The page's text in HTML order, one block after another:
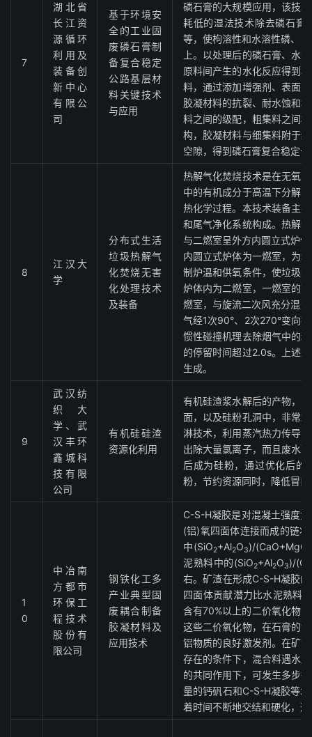
7
湖北省
长江资
源循环
利用及
装备创
新中心
有限公
司
基于环境安
全的工业固
废磷石膏制
备复合稳定
公路基层材
料关键技术
与应用
磷石膏的大规模应用，该技
耗低的湿法技术除去磷石膏
等，使枸溶性和水溶性磷、
上。以处理后的磷石膏、水
原料间产生的水化反应得到
料，通过添加增强剂、表面
胶凝材料的抗裂、耐水蚀和
料之间的级配，粗集料之间
构，胶凝材料与细集料附于
空隙，得到磷石膏复合稳定
8
江汉大
学
分布式生活
垃圾热解气
化焚烧无害
化处理技术
及装备
热解气化焚烧技术是在无氧
中的有机成分于高温下分解
热化学过程。本技术装备主
和尾气净化系统构成。热解
与二燃室呈外方内圆立式炉
内圆立式炉体为一燃室，为
制炉温和供氧条件，使垃圾
炉体内为二燃室，一燃室的
燃室，与旋流二次风充分混
气经1次90°、2次270°变向
惯性碰撞机理去除烟气中的
的停留时间超过2.0s。上述
生成。
9
武汉纺
织大
学、武
汉丰环
鑫城科
技有限
公司
有机硅硅渣
资源化利用
有机硅渣浆水解后的产物，
面，以及硅粉孔洞中，非常
淋技术，利用蒸汽热力传导
出除大量氯离子，而且废水
后成为硅粉，通过优化后的
粉，节约资源同时，降低冒
1
0
中冶南
方都市
环保工
程技术
股份有
限公司
钢铁化工多
产业典型固
废耦合制备
胶凝材料及
应用技术
C-S-H凝胶是对混凝土强度
(铝)氧四面体连接而成的链
中(SiO2+Al2O3)/
泥熟料中的(SiO2+Al2O3)/
右。矿渣在形成C-S-H凝胶
四面体贡献潜力比水泥熟料
含有70%以上的二价氧化物
这些二价氧化物，在石膏的
铝物质的良好激发剂。在矿
存在的条件下，混合料遇水
的共同作用下，可发生多步
量的钙矾石和C-S-H凝胶等
着时间不断地交结和硬化，